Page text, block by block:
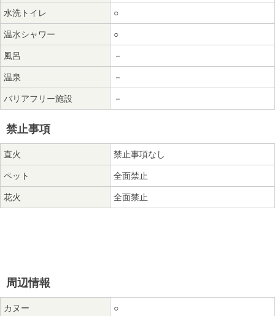
水洗トイレ ○
温水シャワー ○
風呂 －
温泉 －
バリアフリー施設 －
禁止事項
直火 禁止事項なし
ペット 全面禁止
花火 全面禁止
周辺情報
カヌー ○